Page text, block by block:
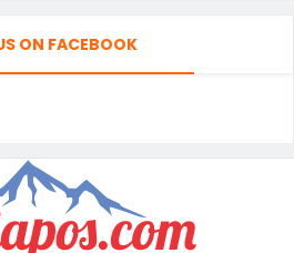
ON FACEBOOK